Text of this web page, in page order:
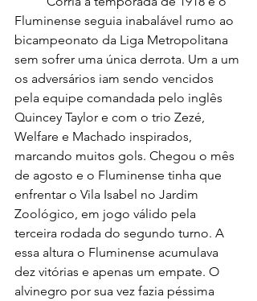
Fluminense seguia inabalável rumo ao
bicampeonato da Liga Metropolitana
sem sofrer uma única derrota. Um a um
os adversários iam sendo vencidos
pela equipe comandada pelo inglês
Quincey Taylor e com o trio Zezé,
Welfare e Machado inspirados,
marcando muitos gols. Chegou o mês
de agosto e o Fluminense tinha que
enfrentar o Vila Isabel no Jardim
Zoológico, em jogo válido pela
terceira rodada do segundo turno. A
essa altura o Fluminense acumulava
dez vitórias e apenas um empate. O
alvinegro por sua vez fazia péssima